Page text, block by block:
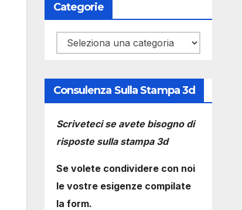
Categorie
Categorie
Consulenza Sulla Stampa 3d
Scriveteci se avete bisogno di
risposte sulla stampa 3d
Se volete condividere con noi
le vostre esigenze compilate
la form.